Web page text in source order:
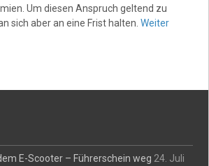
Um diesen Anspruch geltend zu
sich aber an eine Frist halten. Weiter
E-Scooter – Führerschein weg 24. Juli